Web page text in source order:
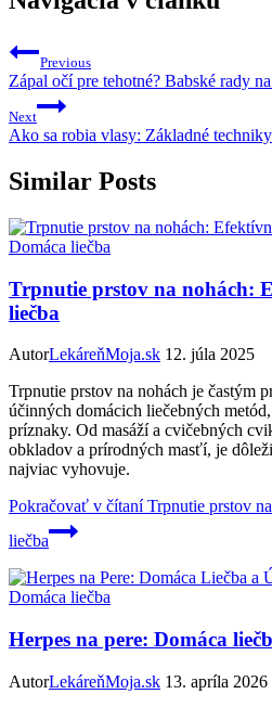
Previous
Zápal očí pre tehotné? Babské rady
Next
Ako sa robia vlasy: Základné
Similar Posts
Domáca liečba
Trpnutie prstov na nohách:
liečba
AutorLekáreňMoja.sk 12. júla 2025
Trpnutie prstov na nohách je častým
účinných domácich liečebných
príznaky. Od masáží a cvičebných
obkladov a prírodných masťí, je
najviac vyhovuje.
Pokračovať v čítaníTrpnutie prstov
liečba
Domáca liečba
Herpes na pere: Domáca
AutorLekáreňMoja.sk 13. apríla 2026